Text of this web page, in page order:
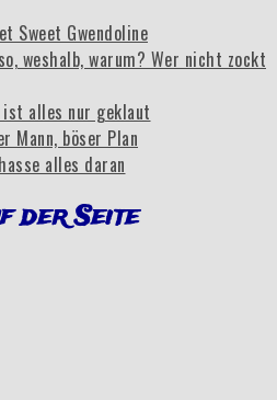
Sweet Gwendoline
weshalb, warum? Wer nicht zockt
alles nur geklaut
Mann, böser Plan
alles daran
der Seite